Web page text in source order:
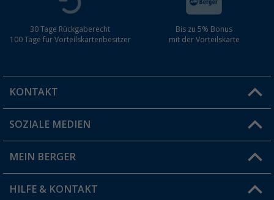
30 Tage Rückgaberecht
100 Tage für Vorteilskartenbesitzer
Bis zu 5% Bonus
mit der Vorteilskarte
KONTAKT
Du hast eine Frage?
Filiale finden
SOZIALE MEDIEN
MEIN BERGER
Vorteilskarte
HILFE & KONTAKT